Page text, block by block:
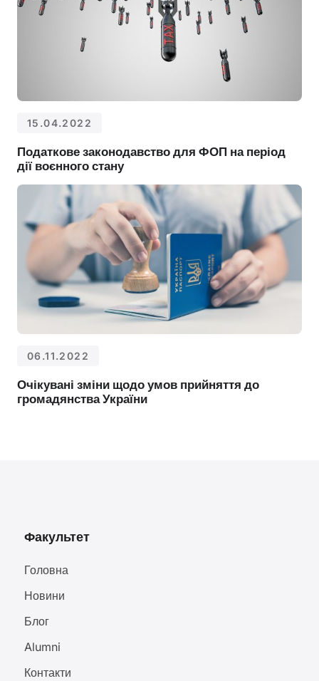
15.04.2022
Податкове законодавство для ФОП на період
дії воєнного стану
06.11.2022
Очікувані зміни щодо умов прийняття до
громадянства України
Факультет
Головна
Новини
Блог
Alumni
Контакти